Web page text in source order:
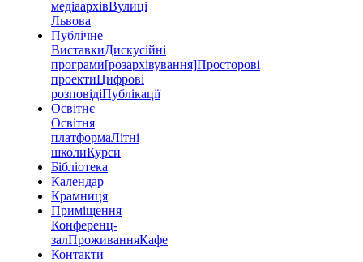
медіаархівВулиці
Львова
Публічне
ВиставкиДискусійні
програми[розархівування]Просторові
проектиЦифрові
розповідіПублікації
Освітнє
Освітня
платформаЛітні
школиКурси
Бібліотека
Календар
Крамниця
Приміщення
Конференц-
залПроживанняКафе
Контакти